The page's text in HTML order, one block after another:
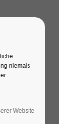
niemals
Website